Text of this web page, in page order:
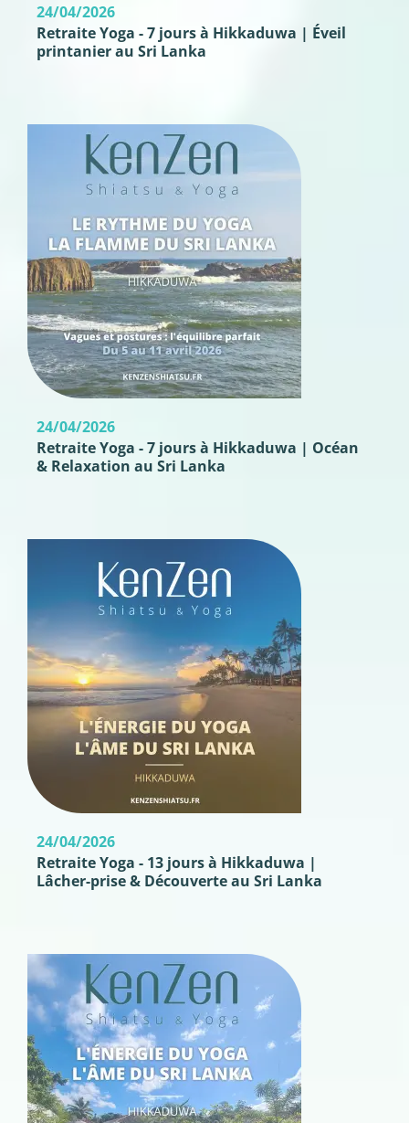
24/04/2026
Retraite Yoga - 7 jours à Hikkaduwa | Éveil
printanier au Sri Lanka
24/04/2026
Retraite Yoga - 7 jours à Hikkaduwa | Océan
& Relaxation au Sri Lanka
24/04/2026
Retraite Yoga - 13 jours à Hikkaduwa |
Lâcher-prise & Découverte au Sri Lanka